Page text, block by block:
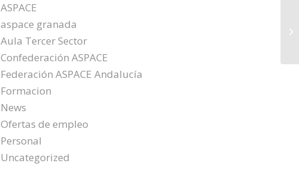
ASPACE
aspace granada
Aula Tercer Sector
Confederación ASPACE
Federación ASPACE Andalucía
Formacion
News
Ofertas de empleo
Personal
Uncategorized